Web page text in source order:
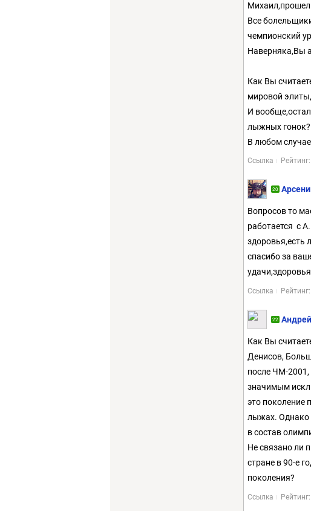
Михаил,прошел
Все
чемпионский
Наверняка,Вы
Как Вы
мировой
И
лыжных гонок?
В любом
Ссылка Рейтинг:
20
Вопросов то
работается с
здоровья,есть
спасибо за
Ссылка Рейтинг:
22
Как Вы
Денисов,
после ЧМ-
значимым
это поколение
лыжах. Однако
в состав
Не связано ли
стране в 90-е
поколения?
Ссылка Рейтинг: